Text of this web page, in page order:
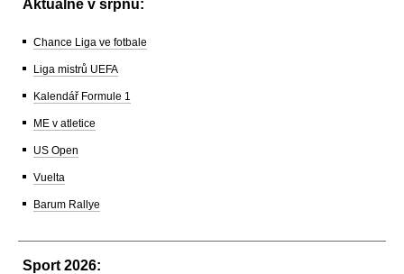
Aktuálně v srpnu:
Chance Liga ve fotbale
Liga mistrů UEFA
Kalendář Formule 1
ME v atletice
US Open
Vuelta
Barum Rallye
Sport 2026: